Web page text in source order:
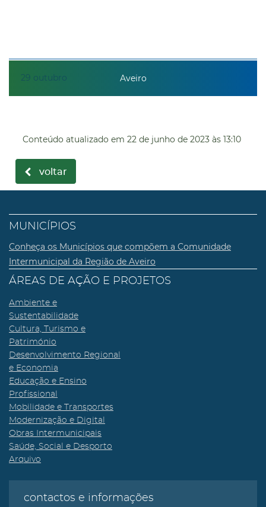
29 outubro Aveiro
Conteúdo atualizado em 22 de junho de 2023 às 13:10
voltar
MUNICÍPIOS
Conheça os Municípios que compõem a Comunidade
Intermunicipal da Região de Aveiro
ÁREAS DE AÇÃO E PROJETOS
Ambiente e
Sustentabilidade
Cultura, Turismo e
Património
Desenvolvimento Regional
e Economia
Educação e Ensino
Profissional
Mobilidade e Transportes
Modernização e Digital
Obras Intermunicipais
Saúde, Social e Desporto
Arquivo
contactos e informações